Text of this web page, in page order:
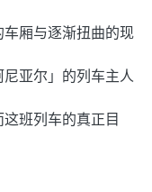
厢与逐渐扭曲的现
亚尔」的列车主人
班列车的真正目